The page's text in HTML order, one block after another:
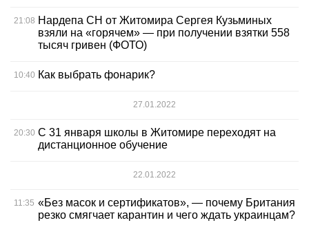
21:08 Нардепа СН от Житомира Сергея Кузьминых
взяли на «горячем» — при получении взятки 558
тысяч гривен (ФОТО)
10:40 Как выбрать фонарик?
27.01.2022
20:30 С 31 января школы в Житомире переходят на
дистанционное обучение
22.01.2022
11:35 «Без масок и сертификатов», — почему Британия
резко смягчает карантин и чего ждать украинцам?